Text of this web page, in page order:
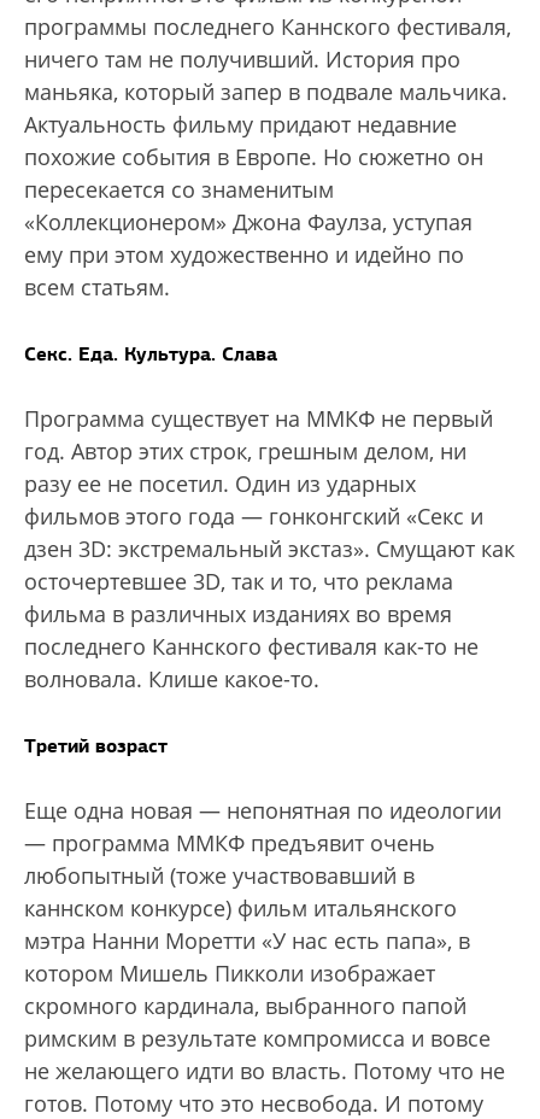
программы последнего Каннского фестиваля,
ничего там не получивший. История про
маньяка, который запер в подвале мальчика.
Актуальность фильму придают недавние
похожие события в Европе. Но сюжетно он
пересекается со знаменитым
«Коллекционером» Джона Фаулза, уступая
ему при этом художественно и идейно по
всем статьям.
Секс. Еда. Культура. Слава
Программа существует на ММКФ не первый
год. Автор этих строк, грешным делом, ни
разу ее не посетил. Один из ударных
фильмов этого года — гонконгский «Секс и
дзен 3D: экстремальный экстаз». Смущают как
осточертевшее 3D, так и то, что реклама
фильма в различных изданиях во время
последнего Каннского фестиваля как-то не
волновала. Клише какое-то.
Третий возраст
Еще одна новая — непонятная по идеологии
— программа ММКФ предъявит очень
любопытный (тоже участвовавший в
каннском конкурсе) фильм итальянского
мэтра Нанни Моретти «У нас есть папа», в
котором Мишель Пикколи изображает
скромного кардинала, выбранного папой
римским в результате компромисса и вовсе
не желающего идти во власть. Потому что не
готов. Потому что это несвобода. И потому